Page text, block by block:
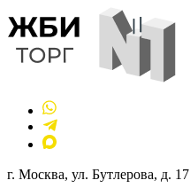
г. Москва, ул. Бутлерова, д. 17